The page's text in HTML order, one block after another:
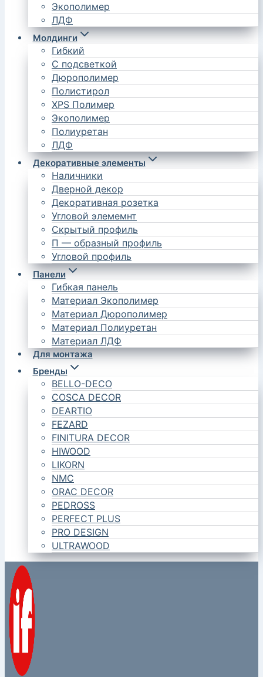
Экополимер
ЛДФ
Молдинги
Гибкий
С подсветкой
Дюрополимер
Полистирол
XPS Полимер
Экополимер
Полиуретан
ЛДФ
Декоративные элементы
Наличники
Дверной декор
Декоративная розетка
Угловой элемемнт
Скрытый профиль
П — образный профиль
Угловой профиль
Панели
Гибкая панель
Материал Экополимер
Материал Дюрополимер
Материал Полиуретан
Материал ЛДФ
Для монтажа
Бренды
BELLO-DECO
COSCA DECOR
DEARTIO
FEZARD
FINITURA DECOR
HIWOOD
LIKORN
NMC
ORAC DECOR
PEDROSS
PERFECT PLUS
PRO DESIGN
ULTRAWOOD